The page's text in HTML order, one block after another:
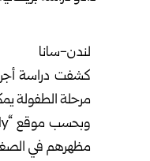
لندن-سانا
كشفت دراسة
مرحلة الطفولة
مظهرهم في